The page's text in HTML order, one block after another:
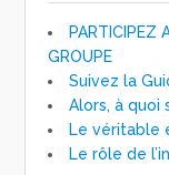
PARTICIPEZ
GROUPE
Suivez la
Alors, à quoi
Le véritable
Le rôle de